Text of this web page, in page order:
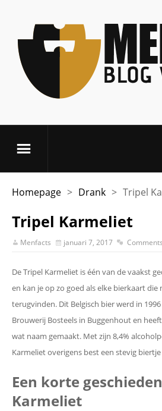
Homepage > Drank > Tripel
Tripel Karmeliet
Menfacts januari 7, 2017
De Tripel Karmeliet is één van de vaakst
en kan je op zo goed als elke bierkaart die
terugvinden. Dit Belgisch bier werd in
Brouwerij Bosteels in Buggenhout en
wat naam gemaakt. Met zijn 8,4%
Karmeliet overigens best een stevig
Een korte
Karmeliet